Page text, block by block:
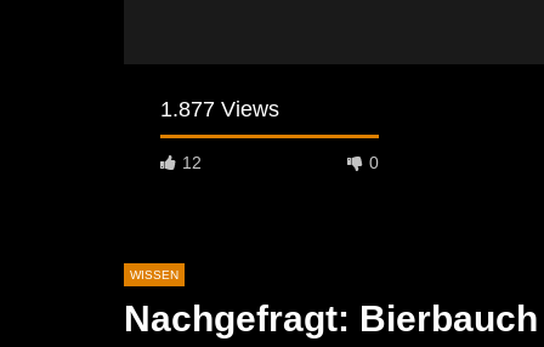
1.877 Views
12 0
Später Ansehen
05:33 04:58
WISSEN
Nachgefragt: Bierbauch